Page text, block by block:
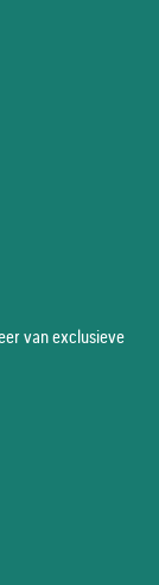
van exclusieve